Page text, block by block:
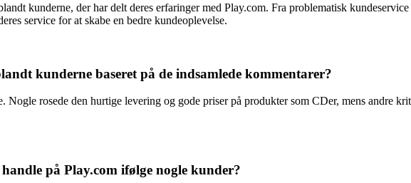
kunderne, der har delt deres erfaringer med Play.com. Fra problematisk
service for at skabe en bedre kundeoplevelse.
kunderne baseret på de indsamlede kommentarer?
Nogle rosede den hurtige levering og gode priser på produkter som CDer, mens andre
på Play.com ifølge nogle kunder?